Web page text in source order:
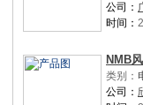
公司：
时间：
NMB
类别：
公司：